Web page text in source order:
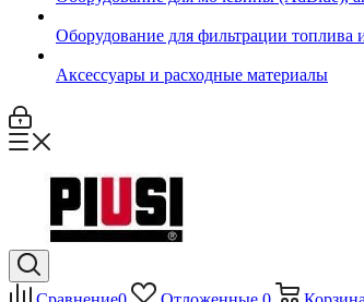
Оборудование для фильтрации топлива
Аксессуары и расходные материалы